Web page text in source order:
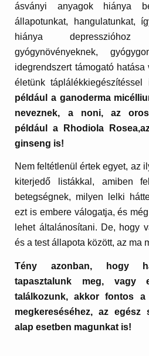
ásványi anyagok hiánya
állapotunkat, hangulatunkat,
hiánya
gyógynövényeknek,
idegrendszert támogató
életünk táplálékkiegészítéssel
például a ganoderma
neveznek, a noni, az
például a Rhodiola
ginseng is!
Nem feltétlenül értek egyet, az
kiterjedő listákkal, amiben
betegségnek, milyen lelki
ezt is embere válogatja, és
lehet általánosítani. De, hogy
és a test állapota között, az ma
Tény azonban, hogy
tapasztalunk meg, vagy
találkozunk, akkor fontos
megkereséséhez, az egész
alap esetben magunkat is!